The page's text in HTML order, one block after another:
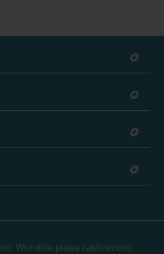
Wszelkie prawa zastrzeżone.